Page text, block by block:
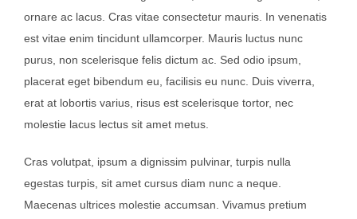
ornare ac lacus. Cras vitae consectetur mauris. In venenatis
est vitae enim tincidunt ullamcorper. Mauris luctus nunc
purus, non scelerisque felis dictum ac. Sed odio ipsum,
placerat eget bibendum eu, facilisis eu nunc. Duis viverra,
erat at lobortis varius, risus est scelerisque tortor, nec
molestie lacus lectus sit amet metus.
Cras volutpat, ipsum a dignissim pulvinar, turpis nulla
egestas turpis, sit amet cursus diam nunc a neque.
Maecenas ultrices molestie accumsan. Vivamus pretium